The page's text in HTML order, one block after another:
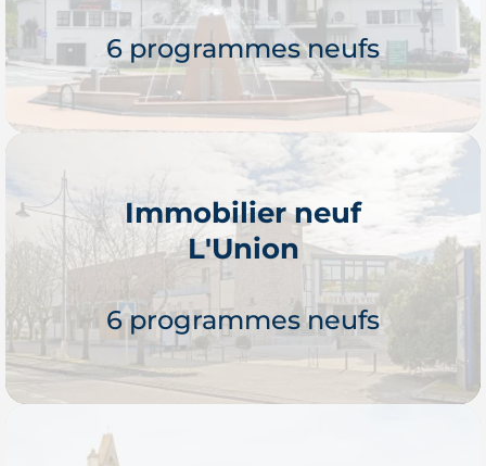
6 programmes neufs
Je découvre
Immobilier neuf
L'Union
6 programmes neufs